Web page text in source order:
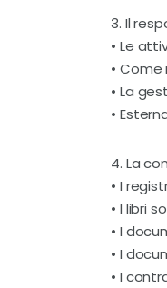
3. Il
• Le
• Come
• La
•
4. La
• I
• I libri
• I
• I
• I